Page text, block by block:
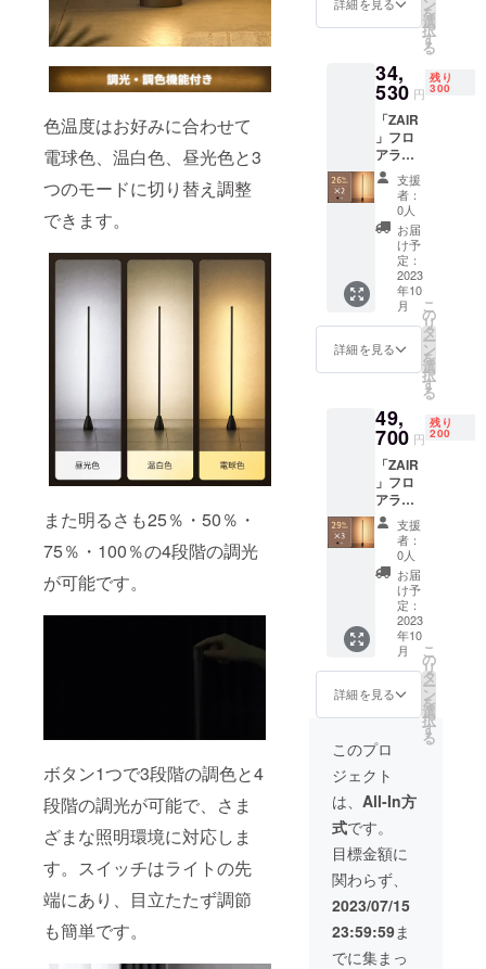
色温度はお好みに合わせて
電球色、温白色、昼光色と3
つのモードに切り替え調整
できます。
また明るさも25％・50％・
75％・100％の4段階の調光
が可能です。
ボタン1つで3段階の調色と4
段階の調光が可能で、さま
ざまな照明環境に対応しま
す。スイッチはライトの先
端にあり、目立たたず調節
も簡単です。
内容
物：
」本体
×2 電源
ケーブ
ル×2 日
本語取
扱説明
書×2 ※2
色から
お選び
いただ
けま
す。
を
選
択
す
る
34,
530 円
残り
300
「ZAIR
」フロ
アライ
ト×2 一
般予定
販売価
格：
46,666
円（税
込） ※
送料無
料（日
本国内
限定）
内容
物：
」本体
×2 電源
ケーブ
ル×2 日
本語取
扱説明
書×2 ※2
色から
お選び
いただ
けま
す。
支援
者：
0人
お届
け予
定：
2023
年10
月
詳細を見る
こ
の
リ
タ
ー
ン
を
選
択
す
る
49,
700 円
残り
200
「ZAIR
」フロ
アライ
ト×3 一
般予定
販売価
格：
69,999
円（税
込） ※
送料無
料（日
本国内
限定）
内容
物：
「ZAIR
」本体
×3 電源
ケーブ
ル×3 日
本語取
扱説明
書×3 ※2
色から
お選び
いただ
けま
す。
支援
者：
0人
お届
け予
定：
2023
年10
月
詳細を見る
こ
の
リ
タ
ー
ン
を
選
択
す
る
このプロ
ジェクト
は、 All-In方
式です。
目標金額に
関わらず、
2023/07/15
23:59:59ま
でに集まっ